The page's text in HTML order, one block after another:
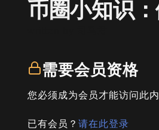
币圈小知识
需要会员资格
您必须成为会员才能访问此内
已有会员？ 请在此登录